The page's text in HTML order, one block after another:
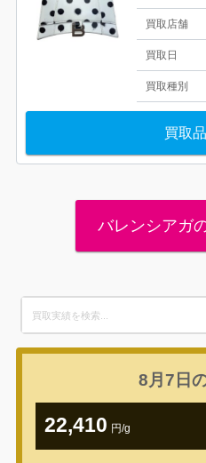
買取店舗
買取日
買取種別
買取
バレンシアガ
for:
8月7日
22,410 円/g